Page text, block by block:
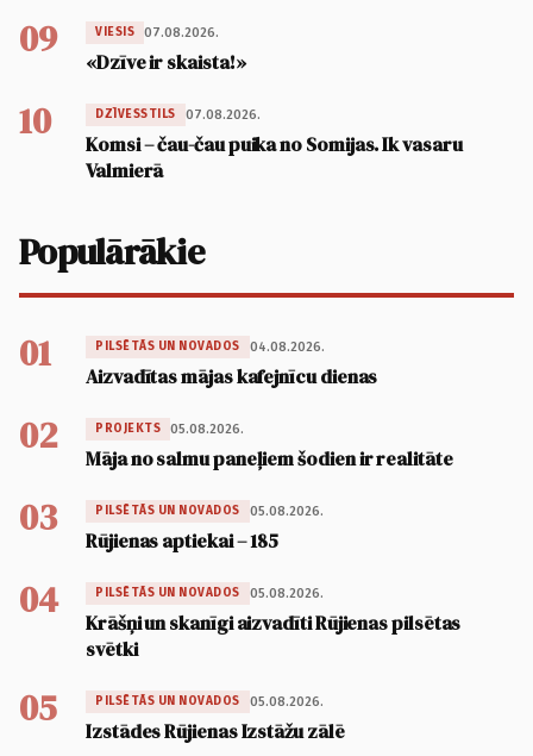
09 VIESIS 07.08.2026.
«Dzīve ir skaista!»
10 DZĪVESSTILS 07.08.2026.
Komsi – čau-čau puika no Somijas. Ik vasaru
Valmierā
Populārākie
01 PILSĒTĀS UN NOVADOS 04.08.2026.
Aizvadītas mājas kafejnīcu dienas
02 PROJEKTS 05.08.2026.
Māja no salmu paneļiem šodien ir realitāte
03 PILSĒTĀS UN NOVADOS 05.08.2026.
Rūjienas aptiekai – 185
04 PILSĒTĀS UN NOVADOS 05.08.2026.
Krāšņi un skanīgi aizvadīti Rūjienas pilsētas
svētki
05 PILSĒTĀS UN NOVADOS 05.08.2026.
Izstādes Rūjienas Izstāžu zālē